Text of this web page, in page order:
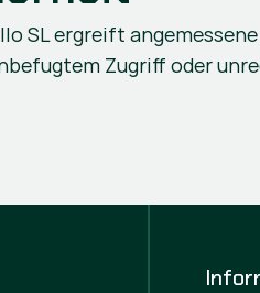
SL ergreift
Zugriff oder